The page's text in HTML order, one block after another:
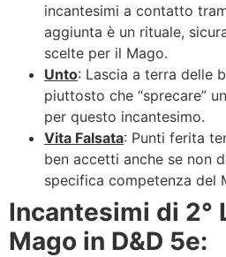
incantesimi a contatto
aggiunta è un rituale,
scelte per il Mago.
Unto: Lascia a terra delle
piuttosto che “sprecare”
per questo incantesimo.
Vita Falsata: Punti ferita
ben accetti anche se non
specifica competenza del
Incantesimi di 2°
Mago in D&D 5e: